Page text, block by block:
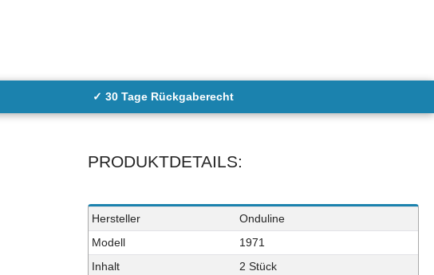
✓ 30 Tage Rückgaberecht
PRODUKTDETAILS:
Technisches
Merkmal
Wert
Hersteller
Onduline
Modell
1971
Inhalt
2 Stück